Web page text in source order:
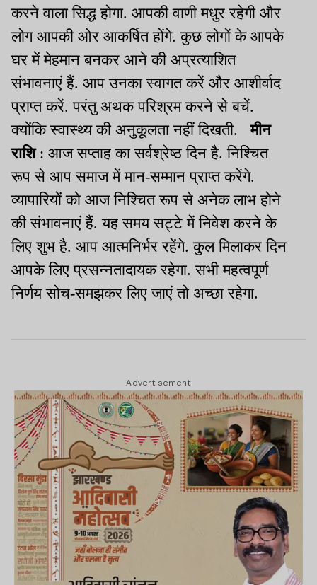
करने वाला सिद्ध होगा. आपकी वाणी मधुर रहेगी और
लोग आपकी ओर आकर्षित होंगे. कुछ लोगों के आपके
घर में मेहमान बनकर आने की अप्रत्याशित
संभावनाएं हैं. आप उनका स्वागत करें और आशीर्वाद
प्राप्त करें. परंतु अथक परिश्रम करने से बचें.
क्योंकि स्वास्थ्य की अनुकूलता नहीं दिखती.मीन
राशि: आज सप्ताह का सर्वश्रेष्ठ दिन है. निश्चित
रूप से आप समाज में मान-सम्मान प्राप्त करेंगे.
व्यापारियों को आज निश्चित रूप से अनेक लाभ होने
की संभावनाएं हैं. यह समय सट्टे में निवेश करने के
लिए शुभ है. आप आत्मनिर्भर रहेंगे. कुल मिलाकर दिन
आपके लिए प्रसन्नतादायक रहेगा. सभी महत्वपूर्ण
निर्णय सोच-समझकर लिए जाएं तो अच्छा रहेगा.
Advertisement